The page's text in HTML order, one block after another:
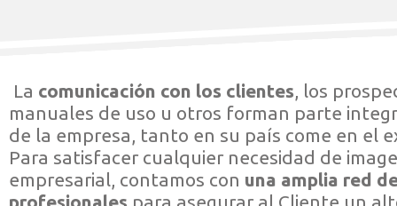
La comunicación con los clientes, los
manuales de uso u otros forman parte
de la empresa, tanto en su país come en
Para satisfacer cualquier necesidad de
empresarial, contamos con una amplia red
profesionales para asegurar al Cliente un